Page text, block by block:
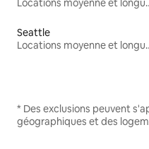
Locations
Seattle
Locations
* Des exclusions peuvent
géographiques et des